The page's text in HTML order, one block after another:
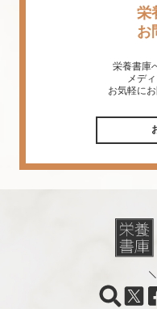
栄
お
栄養書庫
メデ
お気軽に